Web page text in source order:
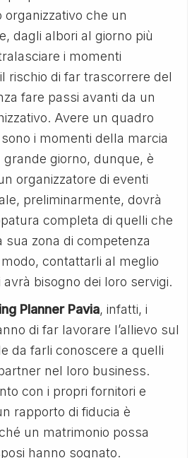
organizzativo che un
dagli albori al giorno più
i momenti
rischio di far trascorrere del
fare passi avanti da un
Avere un quadro
i momenti della marcia
giorno, dunque, è
organizzatore di eventi
preliminarmente, dovrà
completa di quelli che
sua zona di competenza
contattarli al meglio
bisogno dei loro servigi.
Planner Pavia, infatti, i
di far lavorare l’allievo sul
da farli conoscere a quelli
nel loro business.
con i propri fornitori e
rapporto di fiducia è
un matrimonio possa
hanno sognato.